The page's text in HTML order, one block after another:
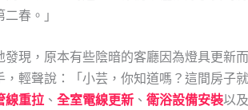
春。」
現，原本有些陰暗的客廳因為燈具更新
輕聲說：「小芸，你知道嗎？這間房子
線重拉、 全室電線更新、 衛浴設備安裝以及